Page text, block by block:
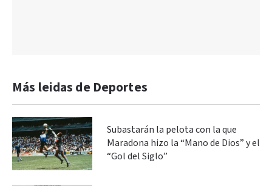
Más leidas de Deportes
Subastarán la pelota con la que
Maradona hizo la “Mano de Dios” y el
“Gol del Siglo”